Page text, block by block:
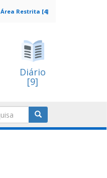
Área Restrita [4]
Diário
[9]